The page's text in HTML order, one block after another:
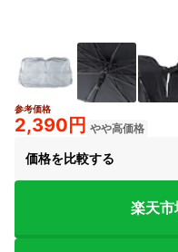
参考価格
2,390円 やや高価格
価格を比較する
楽天市